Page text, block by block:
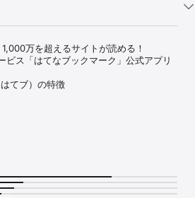
万を超えるサイトが読める！
ビス「はてなブックマーク」公式アプリ
てブ）の特徴
で、検索機能で“みんなのオススメ”を
アプリでも、ブックマークの追加や、人